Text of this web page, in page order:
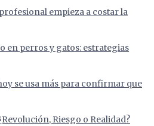
empieza a costar la
en perros y gatos: estrategias
se usa más para confirmar que
Riesgo o Realidad?